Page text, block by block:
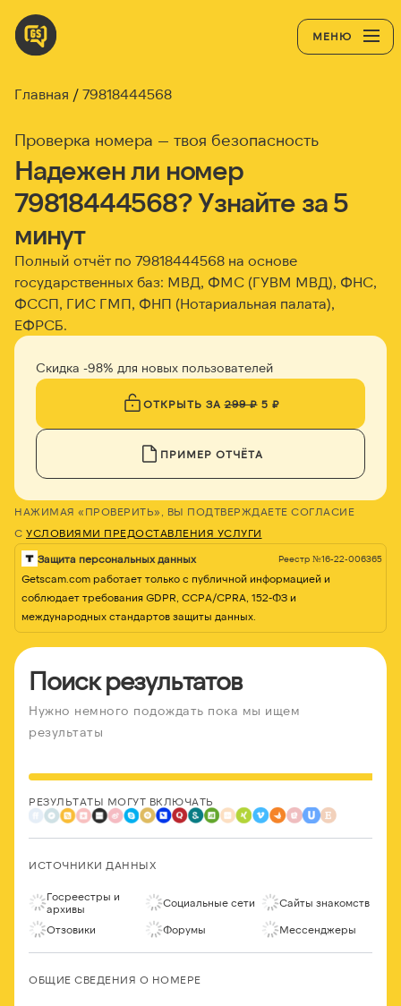
МЕНЮ
Главная 79818444568
Проверка номера — твоя безопасность
Надежен ли номер
79818444568? Узнайте за 5
минут
Полный отчёт по 79818444568 на основе
государственных баз: МВД, ФМС (ГУВМ МВД), ФНС,
ФССП, ГИС ГМП, ФНП (Нотариальная палата),
ЕФРСБ.
Скидка -98% для новых пользователей
ОТКРЫТЬ ЗА299 ₽5 ₽
ПРИМЕР ОТЧЁТА
НАЖИМАЯ «ПРОВЕРИТЬ», ВЫ ПОДТВЕРЖДАЕТЕ СОГЛАСИЕ
С УСЛОВИЯМИ ПРЕДОСТАВЛЕНИЯ УСЛУГИ
Защита персональных данных Реестр №16-22-006365
Getscam.com работает только с публичной информацией и
соблюдает требования GDPR, CCPA/CPRA, 152-ФЗ и
международных стандартов защиты данных.
Поиск результатов
Нужно немного подождать пока мы ищем
результаты
РЕЗУЛЬТАТЫ МОГУТ ВКЛЮЧАТЬ
ИСТОЧНИКИ ДАННЫХ
Госреестры и
архивы
Социальные сети Сайты знакомств
Отзовики Форумы Мессенджеры
ОБЩИЕ СВЕДЕНИЯ О НОМЕРЕ